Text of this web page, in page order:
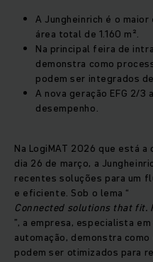
A Jungheinrich é o
área total de 1.160 m².
Na principal feira de
demonstra como
podem ser integrados
A nova geração EFG 2/
desempenho.
Na LogiMAT 2026 que está
dia 26 de março, a
recentes soluções para um
e eficiente. Sob o lema “
Connected solutions that fit.
”, a empresa, especialista
automação, demonstra
podem ser otimizados para